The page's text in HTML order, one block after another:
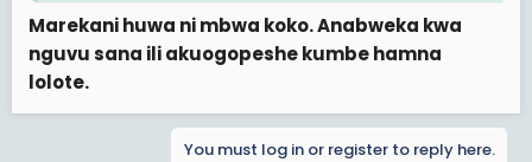
Marekani si lolote si chochote katika vita,hiyo bajeti Yao
kubwa ni upigaji na starehe TU.
Leo hii ukweli ni kwamba nchi dhaifu ya Irani iloyoishi
kuidhibiti Marekani yenye uchumi mkubwa na bajeti
Marekani huwa ni mbwa koko. Anabweka kwa
nguvu sana ili akuogopeshe kumbe hamna
lolote.
You must log in or register to reply here.